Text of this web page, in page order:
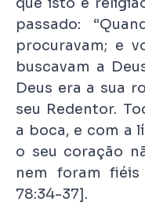
passado:
procuravam; e
buscavam a
Deus era a sua
seu Redentor.
a boca, e com a
o seu coração
nem foram fiéis
78:34-37].